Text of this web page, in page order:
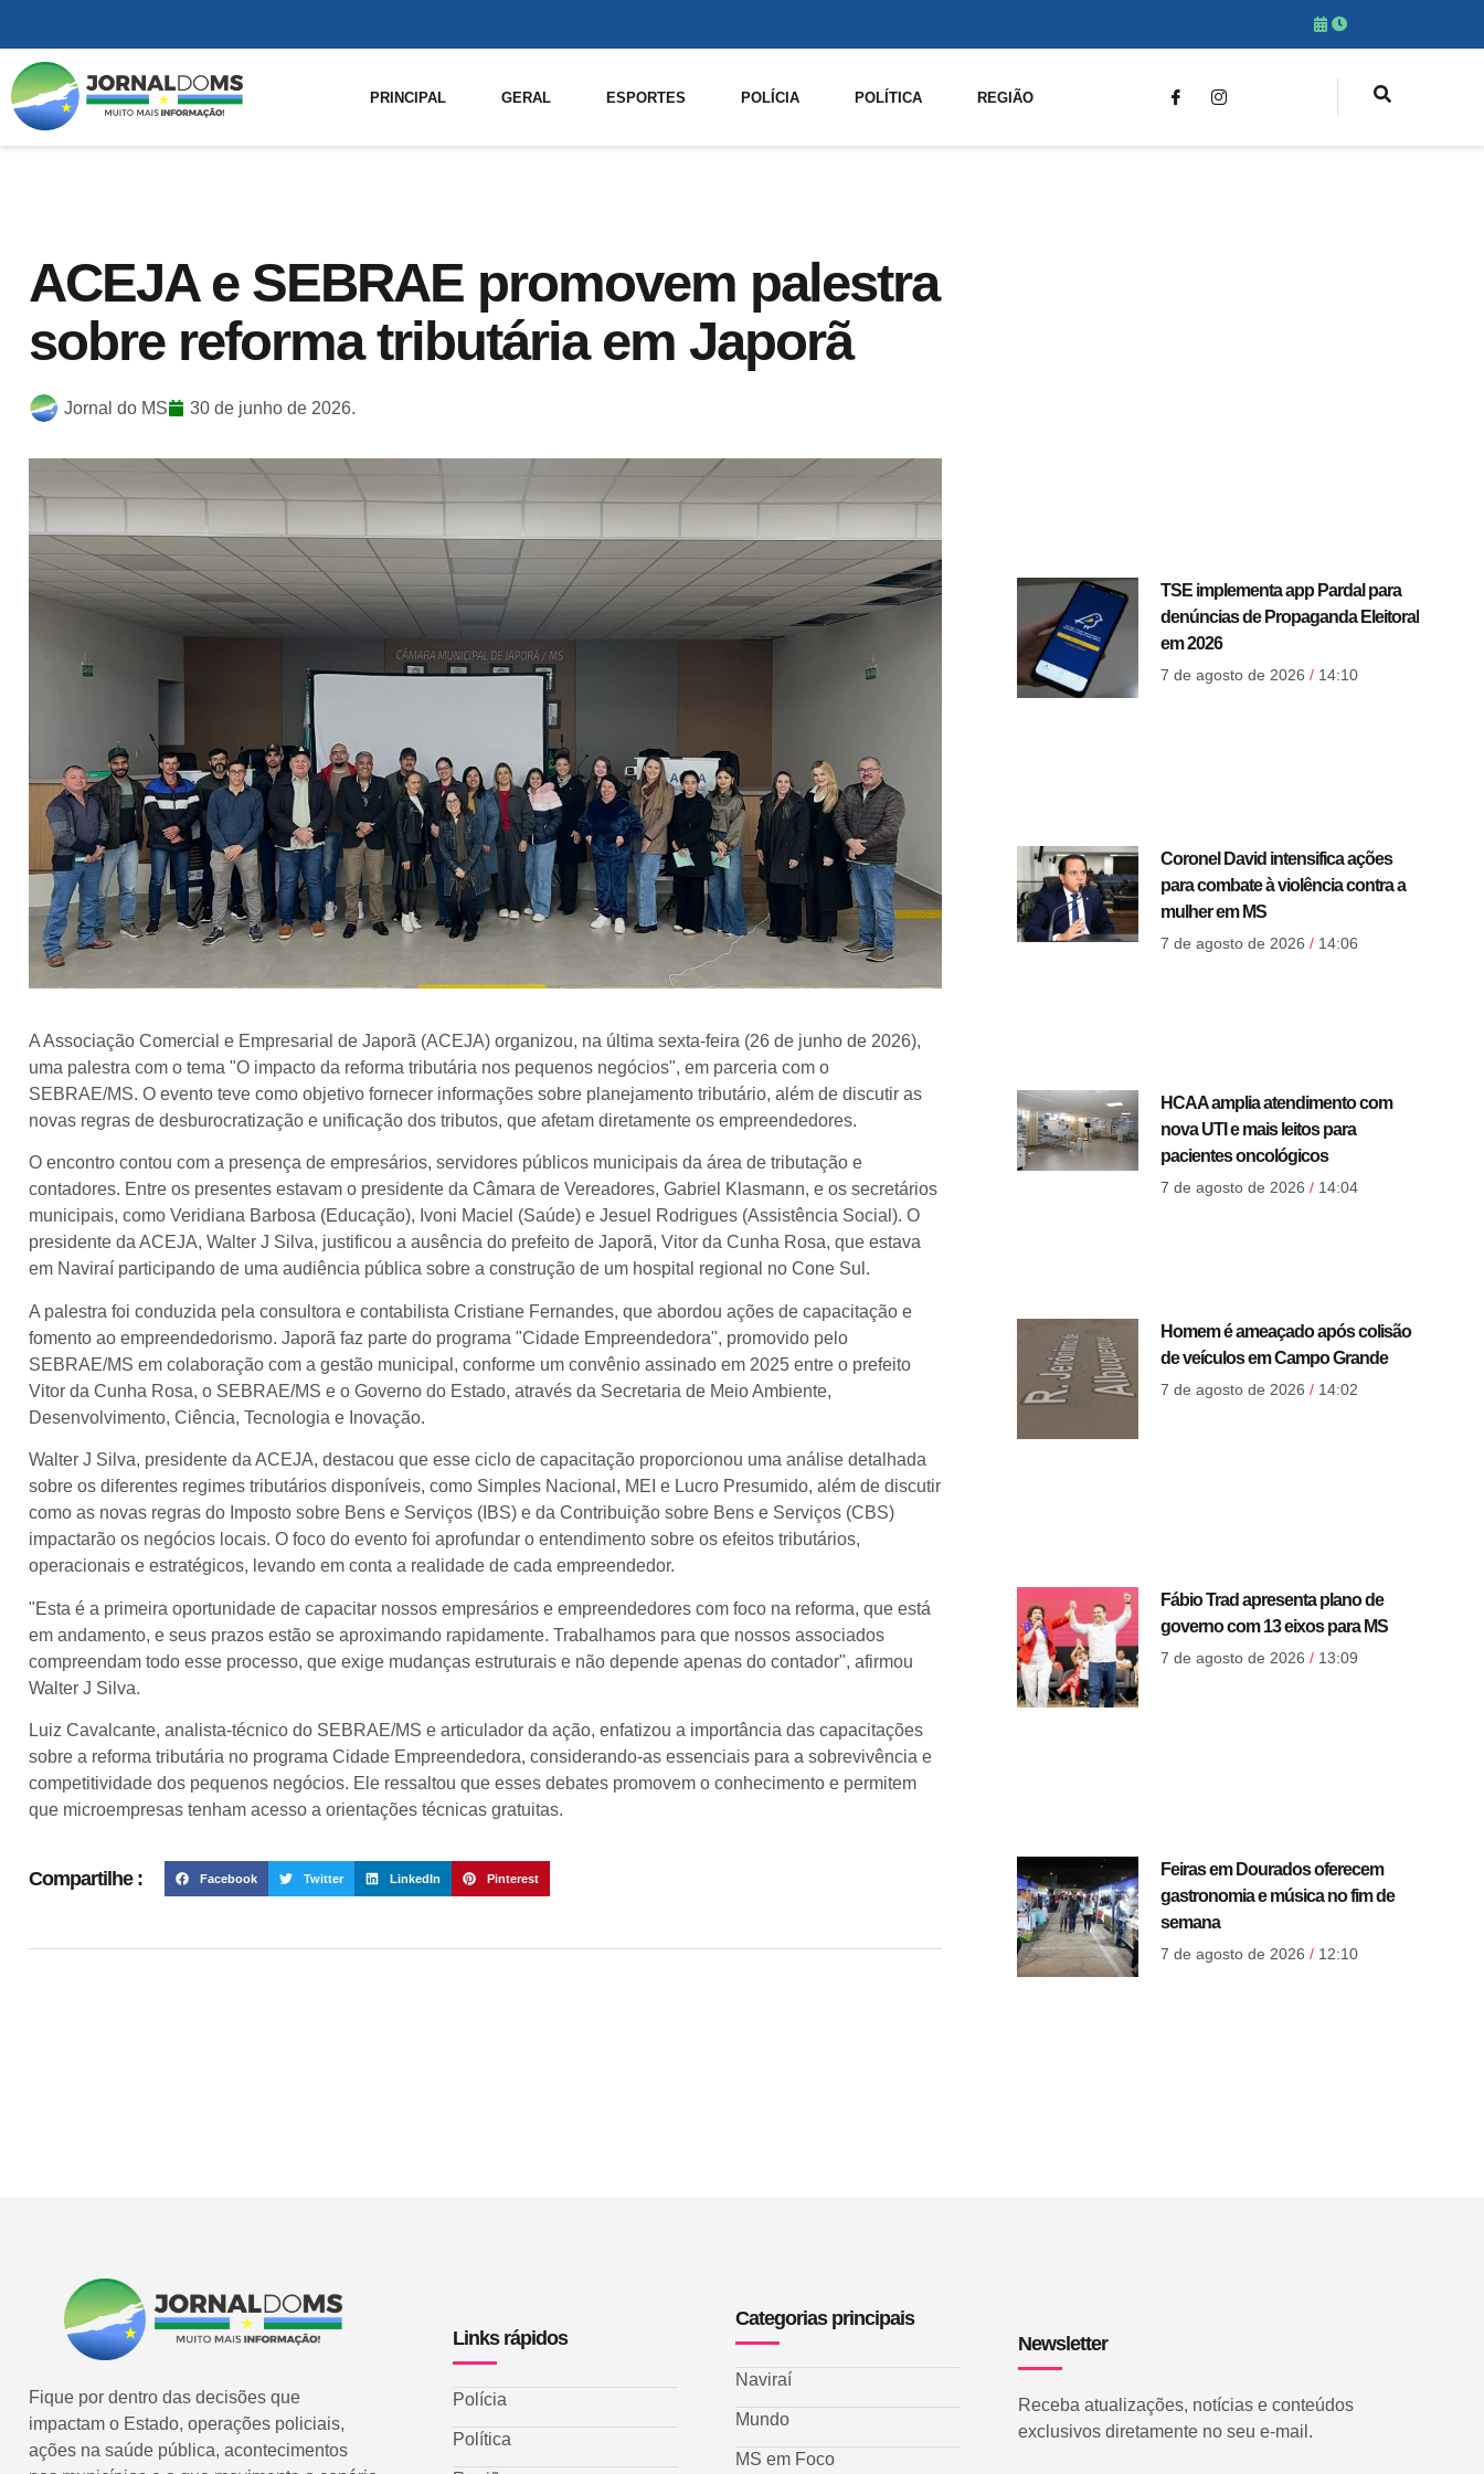
PRINCIPAL GERAL ESPORTES POLÍCIA POLÍTICA REGIÃO
ACEJA e SEBRAE promovem palestra
sobre reforma tributária em Japorã
Jornal do MS 30 de junho de 2026.
A Associação Comercial e Empresarial de Japorã (ACEJA) organizou, na última sexta-feira (26 de junho de 2026),
uma palestra com o tema "O impacto da reforma tributária nos pequenos negócios", em parceria com o
SEBRAE/MS. O evento teve como objetivo fornecer informações sobre planejamento tributário, além de discutir as
novas regras de desburocratização e unificação dos tributos, que afetam diretamente os empreendedores.
O encontro contou com a presença de empresários, servidores públicos municipais da área de tributação e
contadores. Entre os presentes estavam o presidente da Câmara de Vereadores, Gabriel Klasmann, e os secretários
municipais, como Veridiana Barbosa (Educação), Ivoni Maciel (Saúde) e Jesuel Rodrigues (Assistência Social). O
presidente da ACEJA, Walter J Silva, justificou a ausência do prefeito de Japorã, Vitor da Cunha Rosa, que estava
em Naviraí participando de uma audiência pública sobre a construção de um hospital regional no Cone Sul.
A palestra foi conduzida pela consultora e contabilista Cristiane Fernandes, que abordou ações de capacitação e
fomento ao empreendedorismo. Japorã faz parte do programa "Cidade Empreendedora", promovido pelo
SEBRAE/MS em colaboração com a gestão municipal, conforme um convênio assinado em 2025 entre o prefeito
Vitor da Cunha Rosa, o SEBRAE/MS e o Governo do Estado, através da Secretaria de Meio Ambiente,
Desenvolvimento, Ciência, Tecnologia e Inovação.
Walter J Silva, presidente da ACEJA, destacou que esse ciclo de capacitação proporcionou uma análise detalhada
sobre os diferentes regimes tributários disponíveis, como Simples Nacional, MEI e Lucro Presumido, além de discutir
como as novas regras do Imposto sobre Bens e Serviços (IBS) e da Contribuição sobre Bens e Serviços (CBS)
impactarão os negócios locais. O foco do evento foi aprofundar o entendimento sobre os efeitos tributários,
operacionais e estratégicos, levando em conta a realidade de cada empreendedor.
"Esta é a primeira oportunidade de capacitar nossos empresários e empreendedores com foco na reforma, que está
em andamento, e seus prazos estão se aproximando rapidamente. Trabalhamos para que nossos associados
compreendam todo esse processo, que exige mudanças estruturais e não depende apenas do contador", afirmou
Walter J Silva.
Luiz Cavalcante, analista-técnico do SEBRAE/MS e articulador da ação, enfatizou a importância das capacitações
sobre a reforma tributária no programa Cidade Empreendedora, considerando-as essenciais para a sobrevivência e
competitividade dos pequenos negócios. Ele ressaltou que esses debates promovem o conhecimento e permitem
que microempresas tenham acesso a orientações técnicas gratuitas.
Compartilhe : Facebook Twitter LinkedIn Pinterest
TSE implementa app Pardal para
denúncias de Propaganda Eleitoral
em 2026
7 de agosto de 2026 14:10
Coronel David intensifica ações
para combate à violência contra a
mulher em MS
7 de agosto de 2026 14:06
HCAA amplia atendimento com
nova UTI e mais leitos para
pacientes oncológicos
7 de agosto de 2026 14:04
Homem é ameaçado após colisão
de veículos em Campo Grande
7 de agosto de 2026 14:02
Fábio Trad apresenta plano de
governo com 13 eixos para MS
7 de agosto de 2026 13:09
Feiras em Dourados oferecem
gastronomia e música no fim de
semana
7 de agosto de 2026 12:10
Fique por dentro das decisões que
impactam o Estado, operações policiais,
ações na saúde pública, acontecimentos
Links rápidos
Polícia
Política
Categorias principais
Naviraí
Mundo
MS em Foco
Newsletter
Receba atualizações, notícias e conteúdos
exclusivos diretamente no seu e-mail.